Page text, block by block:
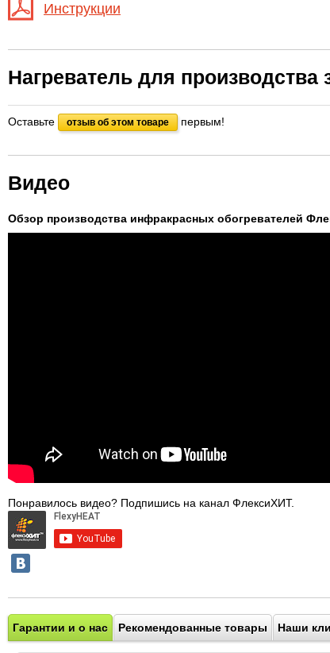
Инструкции
Нагреватель для
Оставьте отзыв об этом товаре первым!
Видео
Обзор производства инфракрасных обогревателей
Понравилось видео? Подпишись на канал ФлексиХИТ.
Гарантии и о нас Рекомендованные товары Наши